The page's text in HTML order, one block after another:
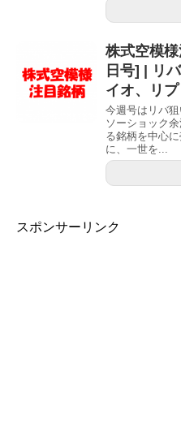
株式空模
日号] | リ
イオ、リ
今週号はリバ
ソーショック
る銘柄を中心
に、一世を...
スポンサーリンク